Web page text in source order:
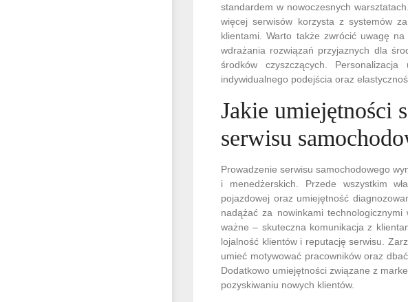
standardem w nowoczesnych
więcej serwisów korzysta z systemów
klientami. Warto także zwrócić uwagę
wdrażania rozwiązań przyjaznych dla
środków czyszczących.
indywidualnego podejścia oraz
Jakie umiejętności
serwisu
Prowadzenie serwisu samochodowego
i menedżerskich. Przede wszystkim
pojazdowej oraz umiejętność
nadążać za nowinkami
ważne – skuteczna komunikacja z
lojalność klientów i reputację serwisu.
umieć motywować pracowników oraz
Dodatkowo umiejętności związane z
pozyskiwaniu nowych klientów.